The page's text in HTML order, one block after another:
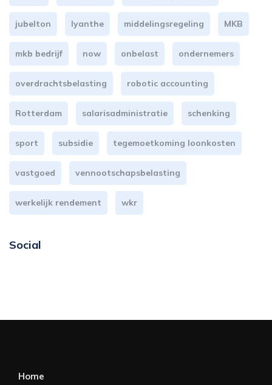
jubelton lyanthe middelingsregeling MKB
mkb bedrijf now onbelast ondernemers
overdrachtsbelasting robotic accounting
Rotterdam salarisadministratie schenking
sport subsidie tegemoetkoming loonkosten
vastgoed vennootschapsbelasting
werkelijk rendement wkr
Social
Home